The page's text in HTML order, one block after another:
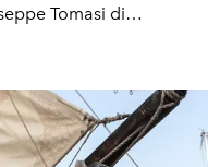
Tomasi di
Benedetta